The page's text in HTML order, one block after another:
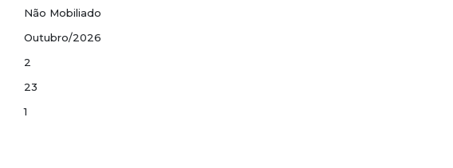
Não Mobiliado
Outubro/2026
2
23
1